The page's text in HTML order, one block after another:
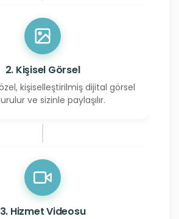
2. Kişisel Görsel
kişiselleştirilmiş dijital görsel
ve sizinle paylaşılır.
3. Hizmet Videosu